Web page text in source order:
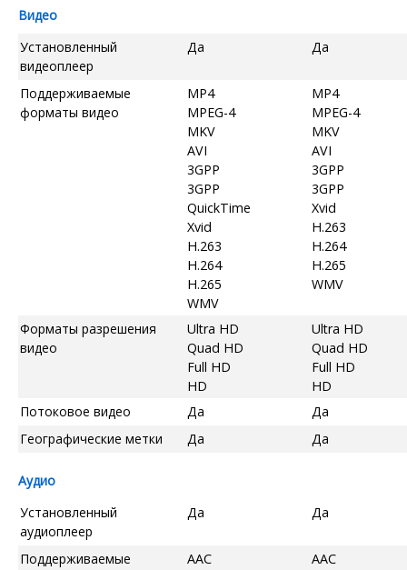
Видео
Установленный
видеоплеер
Да Да
Поддерживаемые
форматы видео
MP4
MPEG-4
MKV
AVI
3GPP
3GPP
QuickTime
Xvid
H.263
H.264
H.265
WMV
MP4
MPEG-4
MKV
AVI
3GPP
3GPP
Xvid
H.263
H.264
H.265
WMV
Форматы разрешения
видео
Ultra HD
Quad HD
Full HD
HD
Ultra HD
Quad HD
Full HD
HD
Потоковое видео
Да
Да
Географические метки
Да Да
Аудио
Установленный
аудиоплеер
Да Да
Поддерживаемые
AAC
AAC